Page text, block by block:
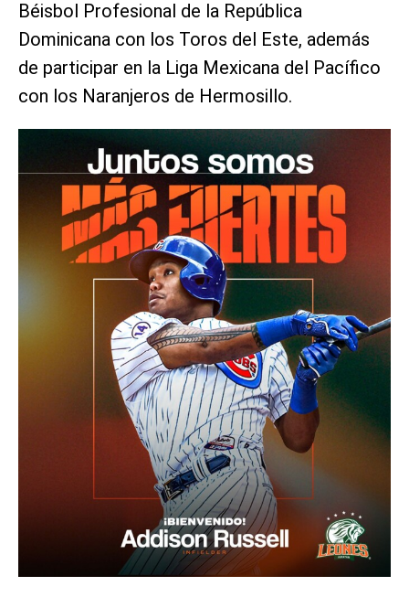
Béisbol Profesional de la República
Dominicana con los Toros del Este, además
de participar en la Liga Mexicana del Pacífico
con los Naranjeros de Hermosillo.